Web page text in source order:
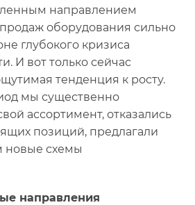
направлением
оборудования сильно
глубокого кризиса
И вот только сейчас
тенденция к росту.
мы существенно
ассортимент, отказались
позиций, предлагали
новые схемы
направления